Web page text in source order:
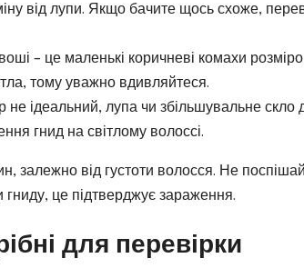
від лупи. Якщо бачите щось схоже,
– це маленькі коричневі комахи
тому уважно вдивляйтеся.
не ідеальний, лупа чи збільшувальне скло
гнид на світлому волоссі.
залежно від густоти волосся. Не
це підтверджує зараження.
для перевірки